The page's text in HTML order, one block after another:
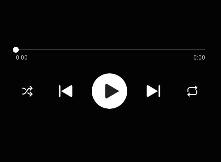
0:00 0:00